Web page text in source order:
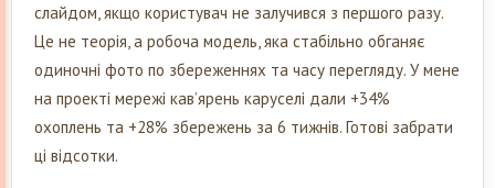
слайдом, якщо користувач не залучився з першого разу.
Це не теорія, а робоча модель, яка стабільно обганяє
одиночні фото по збереженнях та часу перегляду. У мене
на проекті мережі кав’ярень каруселі дали +34%
охоплень та +28% збережень за 6 тижнів. Готові забрати
ці відсотки.